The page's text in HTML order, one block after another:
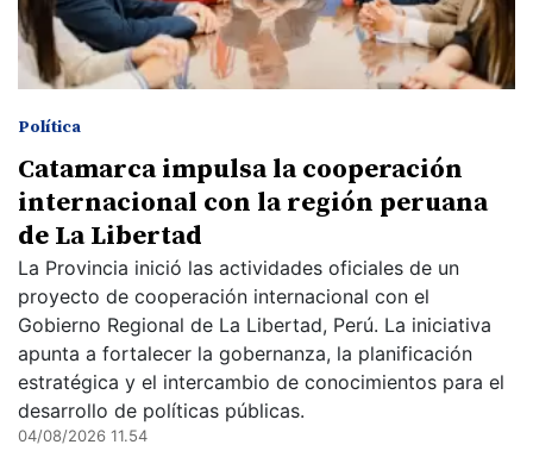
Política
Catamarca impulsa la cooperación
internacional con la región peruana
de La Libertad
La Provincia inició las actividades oficiales de un
proyecto de cooperación internacional con el
Gobierno Regional de La Libertad, Perú. La iniciativa
apunta a fortalecer la gobernanza, la planificación
estratégica y el intercambio de conocimientos para el
desarrollo de políticas públicas.
04/08/2026 11.54